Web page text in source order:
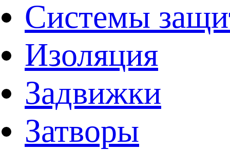
Системы
Изоляция
Задвижки
Затворы